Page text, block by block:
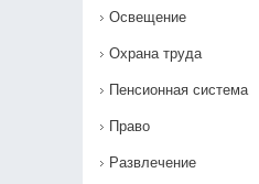
Освещение
Охрана труда
Пенсионная система
Право
Развлечение